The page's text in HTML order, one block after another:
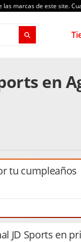
marcas de este site.
en
tu cumpleaños
JD Sports en